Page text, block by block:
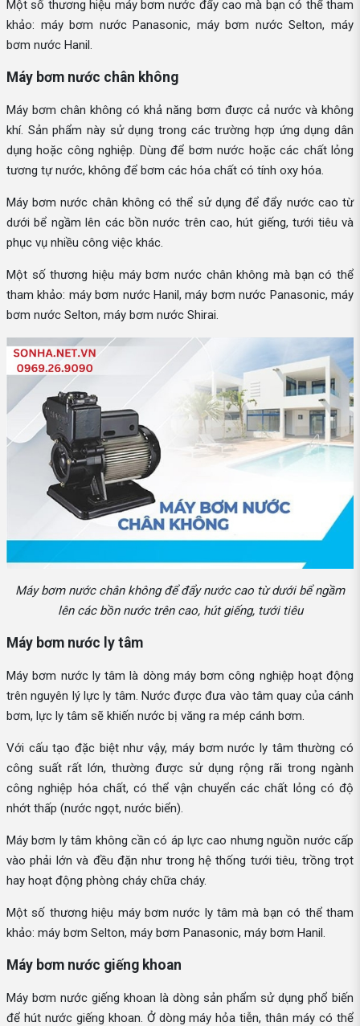
Một số thương hiệu máy bơm nước đẩy cao mà bạn có thể tham
khảo: máy bơm nước Panasonic, máy bơm nước Selton, máy
bơm nước Hanil.
Máy bơm nước chân không
Máy bơm chân không có khả năng bơm được cả nước và không
khí. Sản phẩm này sử dụng trong các trường hợp ứng dụng dân
dụng hoặc công nghiệp. Dùng để bơm nước hoặc các chất lỏng
tương tự nước, không để bơm các hóa chất có tính oxy hóa.
Máy bơm nước chân không có thể sử dụng để đẩy nước cao từ
dưới bể ngầm lên các bồn nước trên cao, hút giếng, tưới tiêu và
phục vụ nhiều công việc khác.
Một số thương hiệu máy bơm nước chân không mà bạn có thể
tham khảo: máy bơm nước Hanil, máy bơm nước Panasonic, máy
bơm nước Selton, máy bơm nước Shirai.
Máy bơm nước chân không để đẩy nước cao từ dưới bể ngầm
lên các bồn nước trên cao, hút giếng, tưới tiêu
Máy bơm nước ly tâm
Máy bơm nước ly tâm là dòng máy bơm công nghiệp hoạt động
trên nguyên lý lực ly tâm. Nước được đưa vào tâm quay của cánh
bơm, lực ly tâm sẽ khiến nước bị văng ra mép cánh bơm.
Với cấu tạo đặc biệt như vậy, máy bơm nước ly tâm thường có
công suất rất lớn, thường được sử dụng rộng rãi trong ngành
công nghiệp hóa chất, có thể vận chuyển các chất lỏng có độ
nhớt thấp (nước ngọt, nước biển).
Máy bơm ly tâm không cần có áp lực cao nhưng nguồn nước cấp
vào phải lớn và đều đặn như trong hệ thống tưới tiêu, trồng trọt
hay hoạt động phòng cháy chữa cháy.
Một số thương hiệu máy bơm nước ly tâm mà bạn có thể tham
khảo: máy bơm Selton, máy bơm Panasonic, máy bơm Hanil.
Máy bơm nước giếng khoan
Máy bơm nước giếng khoan là dòng sản phẩm sử dụng phổ biến
để hút nước giếng khoan. Ở dòng máy hỏa tiễn, thân máy có thể